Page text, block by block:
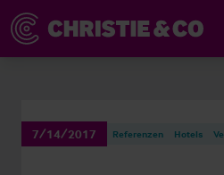
7/14/2017 Referenzen Hotels